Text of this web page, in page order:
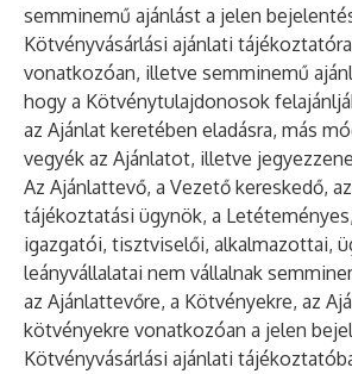
semminemű ajánlást a jelen
Kötvényvásárlási ajánlati
vonatkozóan, illetve semminemű
hogy a Kötvénytulajdonosok
az Ajánlat keretében eladásra, más
vegyék az Ajánlatot, illetve
Az Ajánlattevő, a Vezető kereskedő,
tájékoztatási ügynök, a
igazgatói, tisztviselői, alkalmazottai,
leányvállalatai nem vállalnak
az Ajánlattevőre, a Kötvényekre, az
kötvényekre vonatkozóan a jelen
Kötvényvásárlási ajánlati